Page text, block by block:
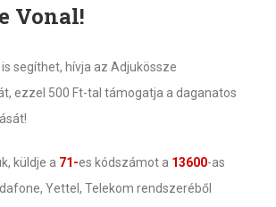
Vonal!
segíthet, hívja az Adjukössze
ezzel 500 Ft-tal támogatja a daganatos
küldje a 71-es kódszámot a 13600-as
Yettel, Telekom rendszeréből